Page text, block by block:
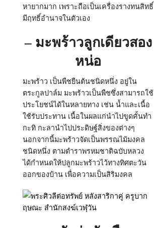
หายากมาก เพราะถือเป็นเครื่องรางทนสิทธิ์
มีฤทธิ์อำนาจในตัวเอง
– มะพร้าวลูกเดียวสอง
หน่อ
มะพร้าว เป็นพืชยืนต้นชนิดหนึ่ง อยู่ใน
ตระกูลปาล์ม มะพร้าวเป็นพืชซึ่งสามารถใช้
ประโยชน์ได้ในหลายทาง เช่น น้ำและเนื้อ
ใช้รับประทาน เนื้อในผลแก่นำไปขูดคั้นทำ
กะทิ กะลานำไปประดิษฐ์สิ่งของต่างๆ
นอกจากนี้มะพร้าวจัดเป็นพรรณไม้มงคล
ชนิดหนึ่ง ตามตำราพรหมชาติฉบับหลวง
ได้กำหนดให้ปลูกมะพร้าวไว้ทางทิศตะวัน
ออกของบ้าน เพื่อความเป็นสิริมงคล